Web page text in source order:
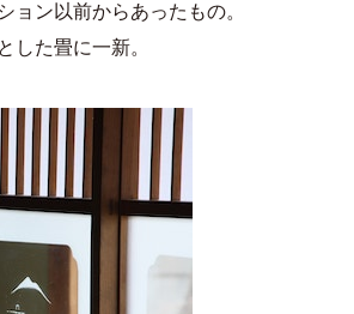
ョン以前からあったもの。
した畳に一新。